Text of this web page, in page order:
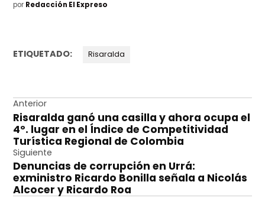
por Redacción El Expreso
ETIQUETADO: Risaralda
Navegación
de
entradas
Anterior
Risaralda ganó una casilla y ahora ocupa el
4º. lugar en el Índice de Competitividad
Turística Regional de Colombia
Siguiente
Denuncias de corrupción en Urrá:
exministro Ricardo Bonilla señala a Nicolás
Alcocer y Ricardo Roa